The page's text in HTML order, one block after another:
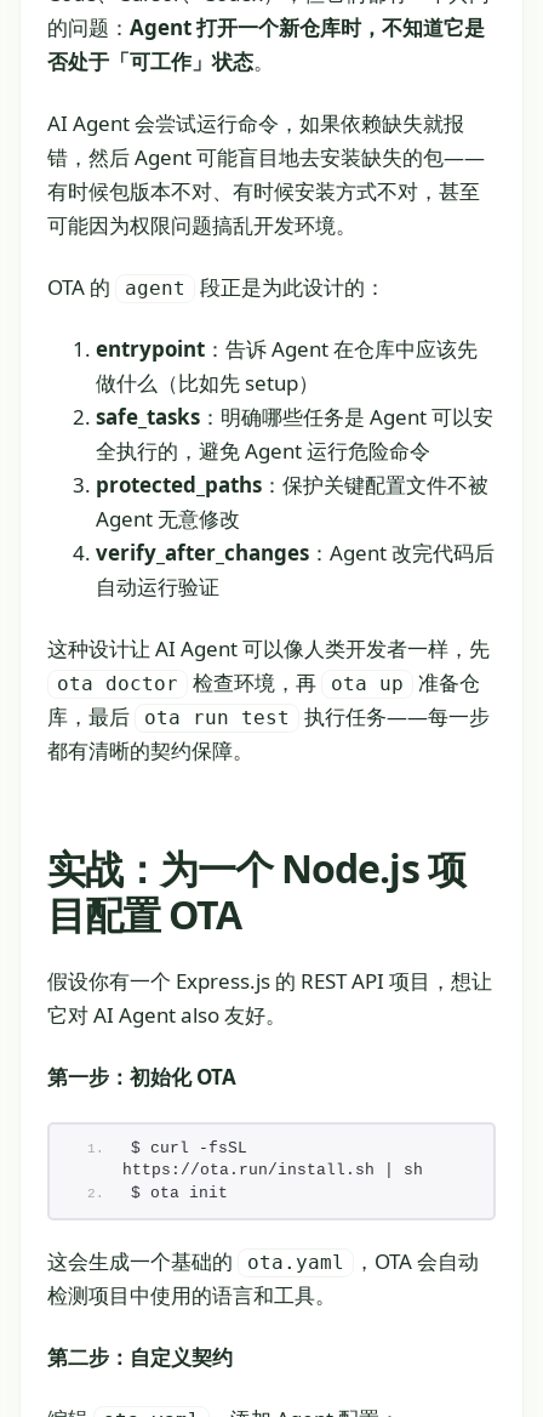
的问题： Agent 打开一个新仓库时，不知道它是
否处于「可工作」状态。
AI Agent 会尝试运行命令，如果依赖缺失就报
错，然后 Agent 可能盲目地去安装缺失的包——
有时候包版本不对、有时候安装方式不对，甚至
可能因为权限问题搞乱开发环境。
OTA 的 agent 段正是为此设计的：
entrypoint ：告诉 Agent 在仓库中应该先
做什么（比如先 setup）
safe_tasks ：明确哪些任务是 Agent 可以安
全执行的，避免 Agent 运行危险命令
protected_paths ：保护关键配置文件不被
Agent 无意修改
verify_after_changes ：Agent 改完代码后
自动运行验证
这种设计让 AI Agent 可以像人类开发者一样，先
ota doctor 检查环境，再 ota up
准备仓
库，最后
ota run test
执行任务——每一步
都有清晰的契约保障。
实战：为一个 Node.js 项
目配置 OTA
假设你有一个 Express.js 的 REST API 项目，想让
它对 AI Agent also 友好。
第一步：初始化 OTA
$ curl -fsSL
https://ota.run/install.sh | sh
$ ota init
这会生成一个基础的 ota.yaml
，OTA 会自动
检测项目中使用的语言和工具。
第二步：自定义契约